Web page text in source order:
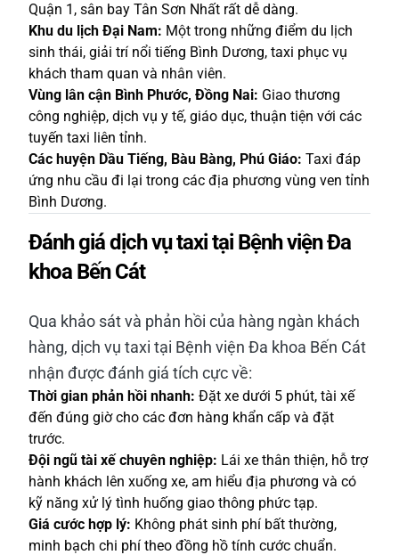
Quận 1, sân bay Tân Sơn Nhất rất dễ dàng.
Khu du lịch Đại Nam: Một trong những điểm du lịch
sinh thái, giải trí nổi tiếng Bình Dương, taxi phục vụ
khách tham quan và nhân viên.
Vùng lân cận Bình Phước, Đồng Nai: Giao thương
công nghiệp, dịch vụ y tế, giáo dục, thuận tiện với các
tuyến taxi liên tỉnh.
Các huyện Dầu Tiếng, Bàu Bàng, Phú Giáo: Taxi đáp
ứng nhu cầu đi lại trong các địa phương vùng ven tỉnh
Bình Dương.
Đánh giá dịch vụ taxi tại Bệnh viện Đa
khoa Bến Cát
Qua khảo sát và phản hồi của hàng ngàn khách
hàng, dịch vụ taxi tại Bệnh viện Đa khoa Bến Cát
nhận được đánh giá tích cực về:
Thời gian phản hồi nhanh: Đặt xe dưới 5 phút, tài xế
đến đúng giờ cho các đơn hàng khẩn cấp và đặt
trước.
Đội ngũ tài xế chuyên nghiệp: Lái xe thân thiện, hỗ trợ
hành khách lên xuống xe, am hiểu địa phương và có
kỹ năng xử lý tình huống giao thông phức tạp.
Giá cước hợp lý: Không phát sinh phí bất thường,
minh bạch chi phí theo đồng hồ tính cước chuẩn.